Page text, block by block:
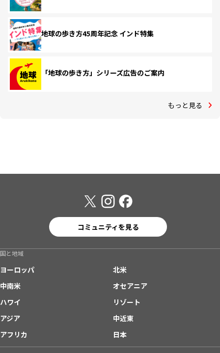
地球の歩き方45周年記念 インド特集
「地球の歩き方」シリーズ広告のご案内
もっと見る
コミュニティを見る
国と地域
ヨーロッパ
北米
中南米
オセアニア
ハワイ
リゾート
アジア
中近東
アフリカ
日本